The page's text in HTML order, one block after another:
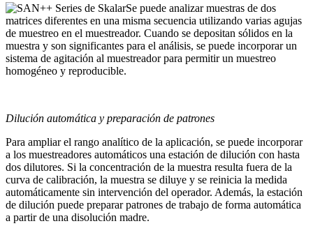
Se puede analizar muestras de dos
matrices diferentes en una misma secuencia utilizando varias agujas
de muestreo en el muestreador. Cuando se depositan sólidos en la
muestra y son significantes para el análisis, se puede incorporar un
sistema de agitación al muestreador para permitir un muestreo
homogéneo y reproducible.
Dilución automática y preparación de patrones
Para ampliar el rango analítico de la aplicación, se puede incorporar
a los muestreadores automáticos una estación de dilución con hasta
dos dilutores. Si la concentración de la muestra resulta fuera de la
curva de calibración, la muestra se diluye y se reinicia la medida
automáticamente sin intervención del operador. Además, la estación
de dilución puede preparar patrones de trabajo de forma automática
a partir de una disolución madre.